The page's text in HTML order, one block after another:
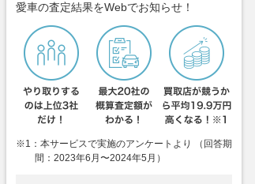
愛車の査定結果をWebでお知らせ！
※1：本サービスで実施のアンケートより （回答期
間：2023年6月〜2024年5月）